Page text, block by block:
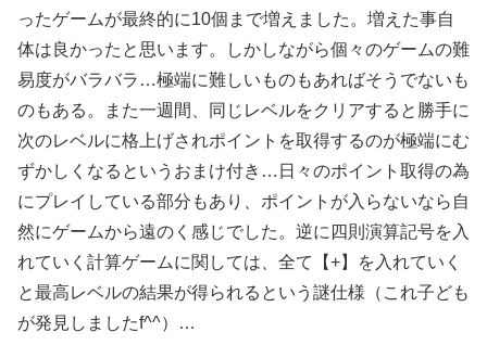
ったゲームが最終的に10個まで増えました。増えた事自
体は良かったと思います。しかしながら個々のゲームの難
易度がバラバラ…極端に難しいものもあればそうでないも
のもある。また一週間、同じレベルをクリアすると勝手に
次のレベルに格上げされポイントを取得するのが極端にむ
ずかしくなるというおまけ付き…日々のポイント取得の為
にプレイしている部分もあり、ポイントが入らないなら自
然にゲームから遠のく感じでした。逆に四則演算記号を入
れていく計算ゲームに関しては、全て【+】を入れていく
と最高レベルの結果が得られるという謎仕様（これ子ども
が発見しましたf^^）…